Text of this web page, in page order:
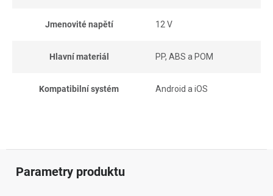
Jmenovité napětí 12 V
Hlavní materiál PP, ABS a POM
Kompatibilní systém Android a iOS
Parametry produktu